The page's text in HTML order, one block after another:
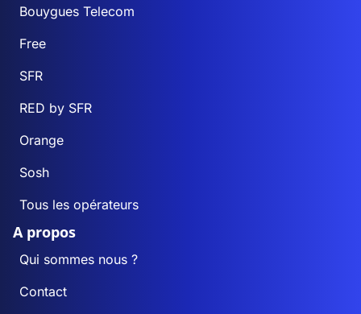
Bouygues Telecom
Free
SFR
RED by SFR
Orange
Sosh
Tous les opérateurs
A propos
Qui sommes nous ?
Contact